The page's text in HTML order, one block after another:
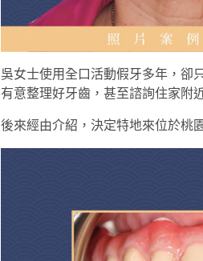
吳女士使用全口活動假牙多年，卻
有意整理好牙齒，甚至諮詢住家附
後來經由介紹，決定特地來位於桃